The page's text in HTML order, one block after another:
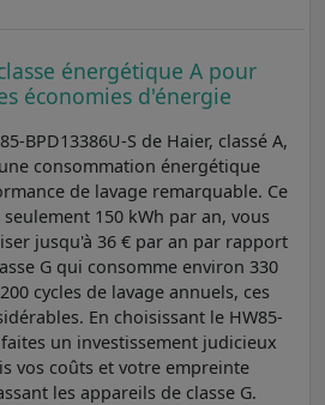
énergétique A pour
économies d'énergie
BPD13386U-S de Haier, classé A,
consommation énergétique
de lavage remarquable. Ce
150 kWh par an, vous
jusqu'à 36 € par an par rapport
G qui consomme environ 330
cycles de lavage annuels, ces
En choisissant le HW85-
faites un investissement judicieux
vos coûts et votre empreinte
les appareils de classe G.